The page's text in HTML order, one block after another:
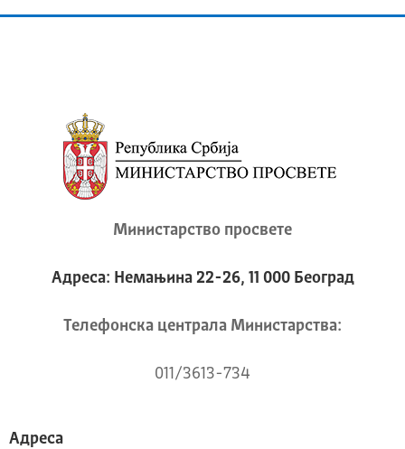
Министарство просвете
Адреса: Немањина 22-26, 11 000 Београд
Телeфонска централа Mинистарства:
011/3613-734
Адреса